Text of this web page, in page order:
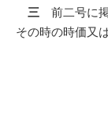
三 前二号に
その時の時価又